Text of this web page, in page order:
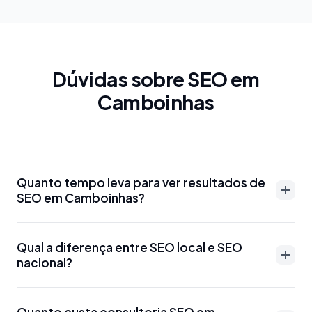
Dúvidas sobre SEO em
Camboinhas
Quanto tempo leva para ver resultados de
SEO em Camboinhas?
aparecer entre 3-6 meses para palavras-chave
menos competitivas. Para termos mais disputados
como 'advogado Camboinhas' ou 'dentista
Qual a diferença entre SEO local e SEO
nacional?